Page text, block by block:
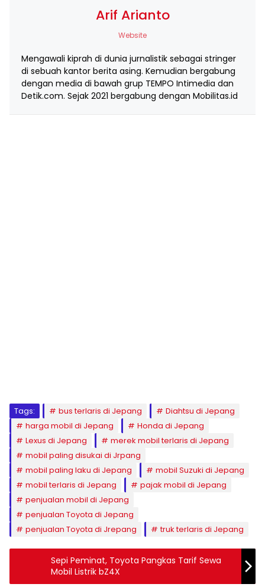
Arif Arianto
Website
Mengawali kiprah di dunia jurnalistik sebagai stringer
di sebuah kantor berita asing. Kemudian bergabung
dengan media di bawah grup TEMPO Intimedia dan
Detik.com. Sejak 2021 bergabung dengan Mobilitas.id
Tags: bus terlaris di Jepang
Diahtsu di Jepang
harga mobil di Jepang
Honda di Jepang
Lexus di Jepang
merek mobil terlaris di Jepang
mobil paling disukai di Jrpang
mobil paling laku di Jepang
mobil Suzuki di Jepang
mobil terlaris di Jepang
pajak mobil di Jepang
penjualan mobil di Jepang
penjualan Toyota di Jepang
penjualan Toyota di Jrepang
truk terlaris di Jepang
Sepi Peminat, Toyota Pangkas Tarif Sewa
Mobil Listrik bZ4X